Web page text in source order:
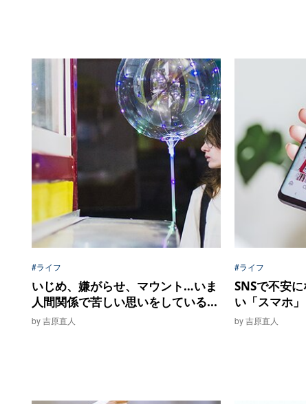
#ライフ
いじめ、嫌がらせ、マウント…いま
人間関係で苦しい思いをしている...
by 吉原直人
#ライフ
SNSで不安
い「スマホ
by 吉原直人